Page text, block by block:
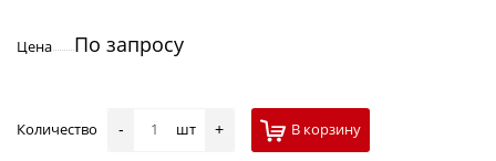
Цена По запросу
Количество - шт + В корзину